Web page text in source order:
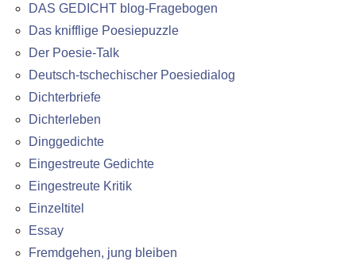
DAS GEDICHT blog-Fragebogen
Das knifflige Poesiepuzzle
Der Poesie-Talk
Deutsch-tschechischer Poesiedialog
Dichterbriefe
Dichterleben
Dinggedichte
Eingestreute Gedichte
Eingestreute Kritik
Einzeltitel
Essay
Fremdgehen, jung bleiben